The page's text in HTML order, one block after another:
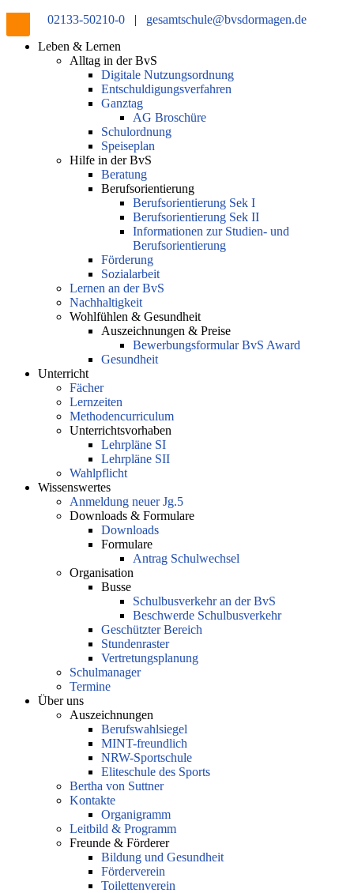
02133-50210-0 | gesamtschule@bvsdormagen.de
Leben & Lernen
Alltag in der BvS
Digitale Nutzungsordnung
Entschuldigungsverfahren
Ganztag
AG Broschüre
Schulordnung
Speiseplan
Hilfe in der BvS
Beratung
Berufsorientierung
Berufsorientierung Sek I
Berufsorientierung Sek II
Informationen zur Studien- und
Berufsorientierung
Förderung
Sozialarbeit
Lernen an der BvS
Nachhaltigkeit
Wohlfühlen & Gesundheit
Auszeichnungen & Preise
Bewerbungsformular BvS Award
Gesundheit
Unterricht
Fächer
Lernzeiten
Methodencurriculum
Unterrichtsvorhaben
Lehrpläne SI
Lehrpläne SII
Wahlpflicht
Wissenswertes
Anmeldung neuer Jg.5
Downloads & Formulare
Downloads
Formulare
Antrag Schulwechsel
Organisation
Busse
Schulbusverkehr an der BvS
Beschwerde Schulbusverkehr
Geschützter Bereich
Stundenraster
Vertretungsplanung
Schulmanager
Termine
Über uns
Auszeichnungen
Berufswahlsiegel
MINT-freundlich
NRW-Sportschule
Eliteschule des Sports
Bertha von Suttner
Kontakte
Organigramm
Leitbild & Programm
Freunde & Förderer
Bildung und Gesundheit
Förderverein
Toilettenverein